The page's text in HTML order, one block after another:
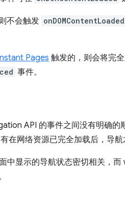
不会触发 onDOMContentLoaded
Pages 触发的，则会将完
事件。
API 的事件之间没有明确
在网络资源已完全加载后，导航
中显示的导航状态密切相关，